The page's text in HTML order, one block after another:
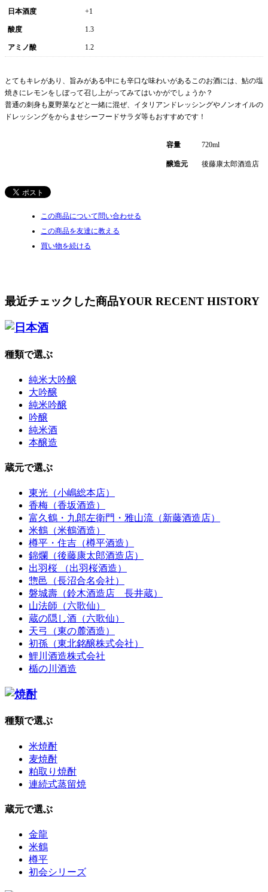
日本酒度 +1
酸度 1.3
アミノ酸 1.2
とてもキレがあり、旨みがある中にも辛口な味わいがあるこのお酒には、鮎の塩
焼きにレモンをしぼって召し上がってみてはいかがでしょうか？
普通の刺身も夏野菜などと一緒に混ぜ、イタリアンドレッシングやノンオイルの
ドレッシングをからませシーフードサラダ等もおすすめです！
容量 720ml
醸造元 後藤康太郎酒造店
この商品について問い合わせる
この商品を友達に教える
買い物を続ける
最近チェックした商品YOUR RECENT HISTORY
種類で選ぶ
純米大吟醸
大吟醸
純米吟醸
吟醸
純米酒
本醸造
蔵元で選ぶ
東光（小嶋総本店）
香梅（香坂酒造）
富久鶴・九郎左衛門・雅山流（新藤酒造店）
米鶴（米鶴酒造）
樽平・住吉（樽平酒造）
錦爛（後藤康太郎酒造店）
出羽桜 （出羽桜酒造）
惣邑（長沼合名会社）
磐城壽（鈴木酒造店 長井蔵）
山法師（六歌仙）
蔵の隠し酒（六歌仙）
天弓（東の麓酒造）
初孫（東北銘醸株式会社）
鯉川酒造株式会社
楯の川酒造
種類で選ぶ
米焼酎
麦焼酎
粕取り焼酎
連続式蒸留焼
蔵元で選ぶ
金龍
米鶴
樽平
初会シリーズ